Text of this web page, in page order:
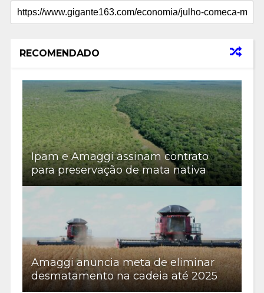
RECOMENDADO
Ipam e Amaggi assinam contrato
para preservação de mata nativa
Amaggi anuncia meta de eliminar
desmatamento na cadeia até 2025